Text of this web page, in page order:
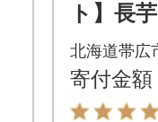
ト】長
も(とう
ウ 計約
十勝帯
北海道帯広
寄付金額